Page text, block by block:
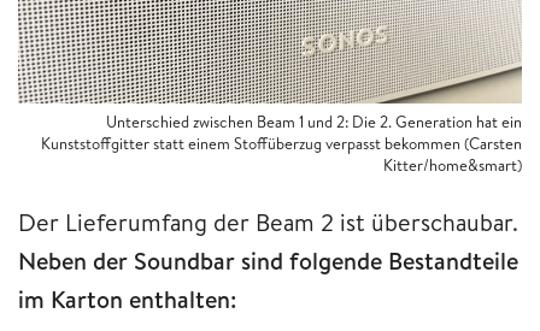
Unterschied zwischen Beam 1 und 2: Die 2. Generation hat ein
Kunststoffgitter statt einem Stoffüberzug verpasst bekommen (Carsten
Kitter/home&smart)
Der Lieferumfang der Beam 2 ist überschaubar.
Neben der Soundbar sind folgende Bestandteile
im Karton enthalten: